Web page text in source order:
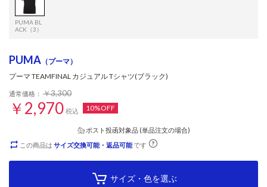
PUMA BL
ACK（3）
PUMA （プーマ）
プーマ TEAMFINAL カジュアル Tシャツ(ブラック)
通常価格： ￥3,300
￥2,970 税込 10%OFF
ポスト投函対象品 (単品注文の場合)
この商品は サイズ交換可能・返品可能です
サイズ・色を選ぶ